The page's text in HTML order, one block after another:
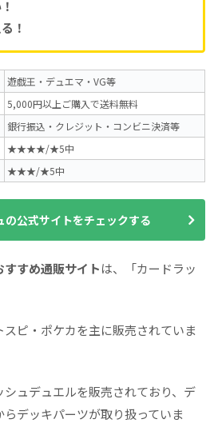
！
遊戯王・デュエマ・VG等
5,000円以上ご購入で送料無料
銀行振込・クレジット・コンビニ決済等
★★★★/★5中
★★★/★5中
の公式サイトをチェックする
すすめ通販サイトは、「カードラッ
ピ・ポケカを主に販売されていま
ュデュエルを販売されており、デ
デッキパーツが取り扱っていま